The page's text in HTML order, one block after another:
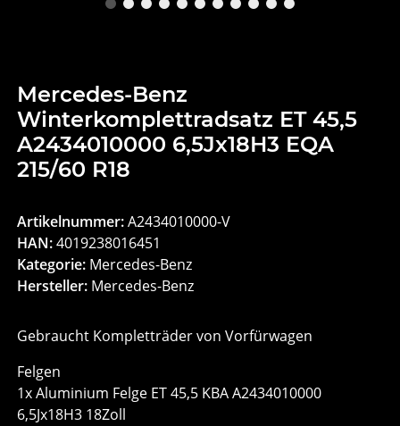
Mercedes-Benz
Winterkomplettradsatz ET 45,5
A2434010000 6,5Jx18H3 EQA
215/60 R18
Artikelnummer:A2434010000-V
HAN:4019238016451
Kategorie: Mercedes-Benz
Hersteller: Mercedes-Benz
Gebraucht Kompletträder von Vorfürwagen
Felgen
1x Aluminium Felge ET 45,5 KBA A2434010000
6,5Jx18H3 18Zoll